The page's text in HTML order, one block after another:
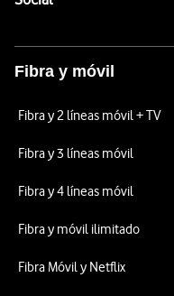
Fibra y móvil
Fibra y 2 líneas móvil + TV
Fibra y 3 líneas móvil
Fibra y 4 líneas móvil
Fibra y móvil ilimitado
Fibra Móvil y Netflix